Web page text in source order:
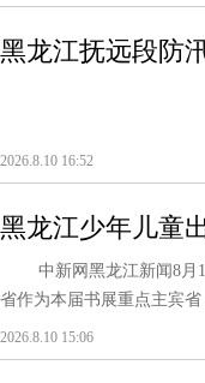
黑龙江抚远段防
2026.8.10 16:52
黑龙江少年儿童
中新网黑龙江新闻8月10
省作为本届书展重点主宾
2026.8.10 15:06